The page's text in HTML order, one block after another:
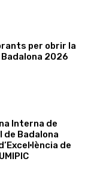
per obrir la
2026
Interna de
de Badalona
de